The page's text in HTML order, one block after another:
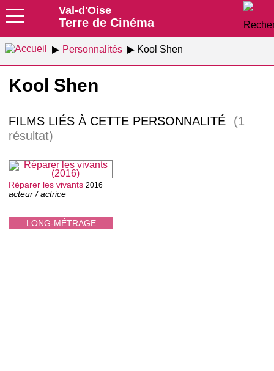
Val-d'Oise
Terre de Cinéma
Personnalités Kool Shen
Kool Shen
FILMS LIÉS À CETTE PERSONNALITÉ
(1
résultat)
LONG-MÉTRAGE
Réparer les vivants 2016
acteur / actrice